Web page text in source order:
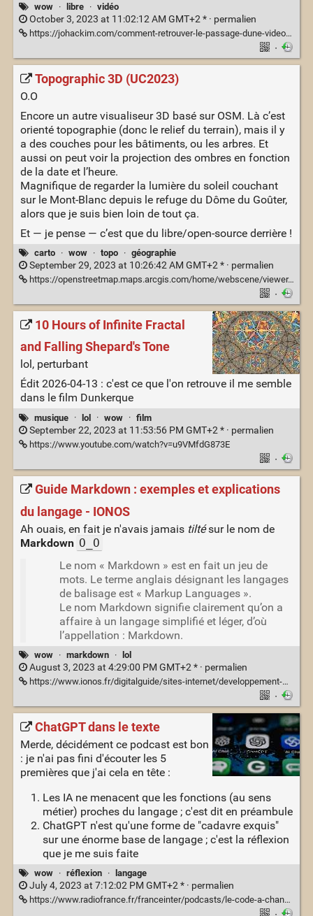
wow · libre · vidéo
October 3, 2023 at 11:02:12 AM GMT+2 * · permalien
https://johackim.com/comment-retrouver-le-passage-dune-video-youtube
·
Topographic 3D (UC2023)
O.O
Encore un autre visualiseur 3D basé sur OSM. Là c’est
orienté topographie (donc le relief du terrain), mais il y
a des couches pour les bâtiments, ou les arbres. Et
aussi on peut voir la projection des ombres en fonction
de la date et l’heure.
Magnifique de regarder la lumière du soleil couchant
sur le Mont-Blanc depuis le refuge du Dôme du Goûter,
alors que je suis bien loin de tout ça.
Et — je pense — c’est que du libre/open-source derrière !
carto · wow · topo · géographie
September 29, 2023 at 10:26:42 AM GMT+2 * · permalien
https://openstreetmap.maps.arcgis.com/home/webscene/viewer.html?webscene=8a37882f3e12435cbca7d12704c9b708
·
10 Hours of Infinite Fractal
and Falling Shepard's Tone
lol, perturbant
Édit 2026-04-13 : c'est ce que l'on retrouve il me semble
dans le film Dunkerque
musique · lol · wow · film
September 22, 2023 at 11:53:56 PM GMT+2 * · permalien
https://www.youtube.com/watch?v=u9VMfdG873E
·
Guide Markdown : exemples et explications
du langage - IONOS
Ah ouais, en fait je n'avais jamais tiltésur le nom de
Markdown O_O
Le nom « Markdown » est en fait un jeu de
mots. Le terme anglais désignant les langages
de balisage est « Markup Languages ».
Le nom Markdown signifie clairement qu’on a
affaire à un langage simplifié et léger, d’où
l’appellation : Markdown.
wow · markdown · lol
August 3, 2023 at 4:29:00 PM GMT+2 * · permalien
https://www.ionos.fr/digitalguide/sites-internet/developpement-web/markdown/
·
ChatGPT dans le texte
Merde, décidément ce podcast est bon
: je n'ai pas fini d'écouter les 5
premières que j'ai cela en tête :
Les IA ne menacent que les fonctions (au sens
métier) proches du langage ; c'est dit en préambule
ChatGPT n'est qu'une forme de "cadavre exquis"
sur une énorme base de langage ; c'est la réflexion
que je me suis faite
wow · réflexion · langage
July 4, 2023 at 7:12:02 PM GMT+2 * · permalien
https://www.radiofrance.fr/franceinter/podcasts/le-code-a-change/le-code-a-change-7051369